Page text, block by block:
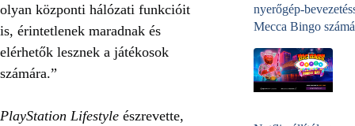
olyan központi hálózati funkcióit
is, érintetlenek maradnak és
elérhetők lesznek a játékosok
számára.”
PlayStation Lifestyle észrevette,
nyerőgép-
Mecca Bingo